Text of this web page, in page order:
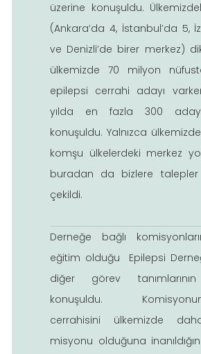
üzerine konuşuldu.
(Ankara’da 4, İstanbul’da 5,
ve Denizli’de birer merkez)
ülkemizde 70 milyon
epilepsi cerrahi adayı
yılda en fazla 300
konuşuldu. Yalnızca
komşu ülkelerdeki merkez
buradan da bizlere
çekildi.
Derneğe bağlı
eğitim olduğu Epilepsi
diğer görev
konuşuldu.
cerrahisini ülkemizde
misyonu olduğuna